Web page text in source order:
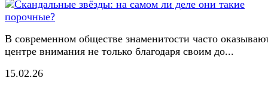
В современном обществе знаменитости часто
центре внимания не только благодаря своим до...
15.02.26